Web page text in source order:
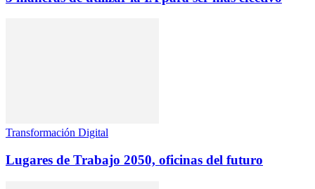
Transformación Digital
Lugares de Trabajo 2050, oficinas del futuro